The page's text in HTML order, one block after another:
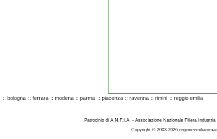
:: bologna :: ferrara :: modena :: parma :: piacenza :: ravenna :: rimini :: reggio emilia
Patrocinio di A.N.F.I.A. - Associazione Nazionale Filiera
Copyright © 2003-2026